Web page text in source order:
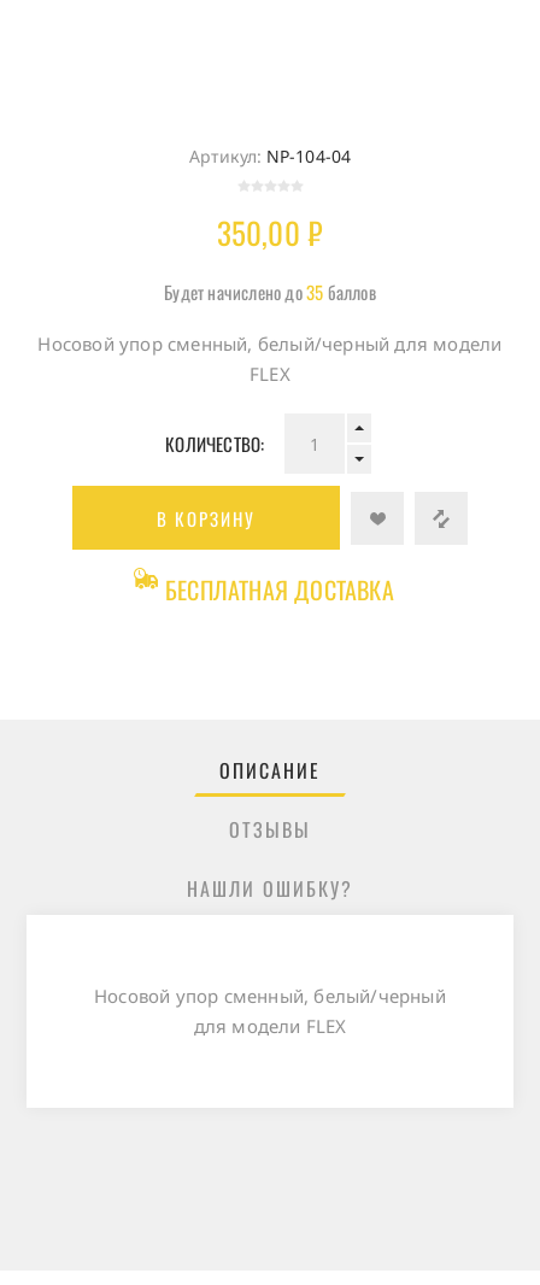
Артикул: NP-104-04
350,00 ₽
Будет начислено до35баллов
Носовой упор сменный, белый/черный для модели
FLEX
КОЛИЧЕСТВО:
В КОРЗИНУ
БЕСПЛАТНАЯ ДОСТАВКА
ОПИСАНИЕ
ОТЗЫВЫ
НАШЛИ ОШИБКУ?
Носовой упор сменный, белый/черный
для модели FLEX